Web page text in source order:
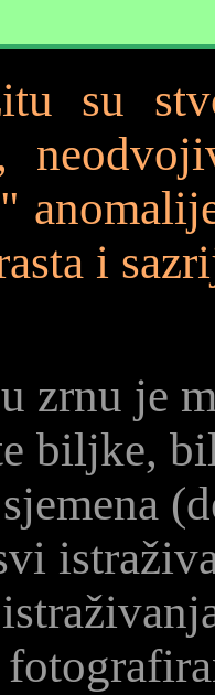
su
i
zrnu je
biljke,